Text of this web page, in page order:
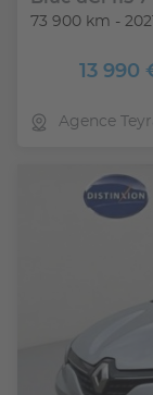
73 900 km -
13 990
Agence